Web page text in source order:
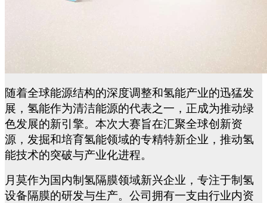
随着全球能源结构的深度调整和氢能产业的迅猛发
展，氢能作为清洁能源的代表之一，正成为推动绿
色发展的新引擎。本次大赛旨在汇聚全球创新资
源，发掘和培育氢能领域的专精特新企业，推动氢
能技术的突破与产业化进程。
月莫作为国内制氢隔膜领域新兴企业，专注于制氢
设备隔膜的研发与生产。公司拥有一支由行业内资